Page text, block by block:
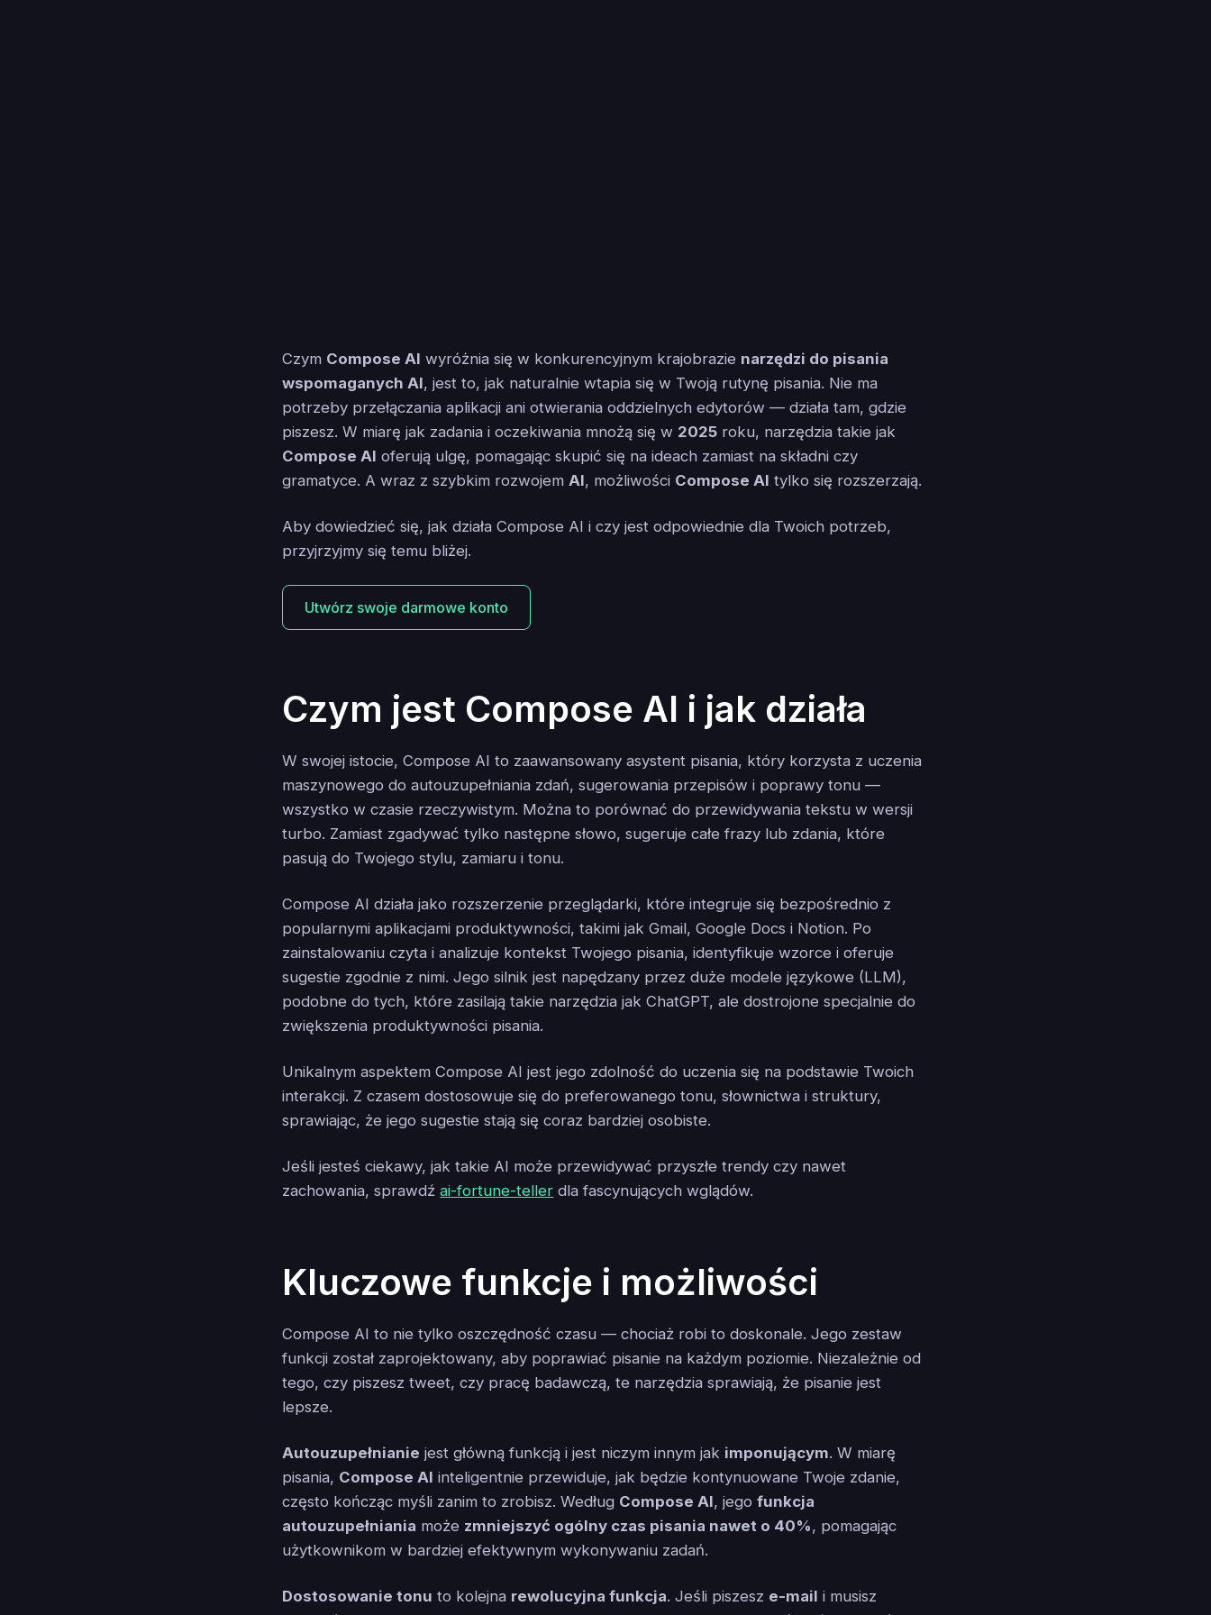
Czym Compose AI wyróżnia się w konkurencyjnym krajobrazie narzędzi do pisania
wspomaganych AI, jest to, jak naturalnie wtapia się w Twoją rutynę pisania. Nie ma
potrzeby przełączania aplikacji ani otwierania oddzielnych edytorów — działa tam, gdzie
piszesz. W miarę jak zadania i oczekiwania mnożą się w 2025 roku, narzędzia takie jak
Compose AI oferują ulgę, pomagając skupić się na ideach zamiast na składni czy
gramatyce. A wraz z szybkim rozwojemAI, możliwości Compose AI tylko się rozszerzają.
Aby dowiedzieć się, jak działa Compose AI i czy jest odpowiednie dla Twoich potrzeb,
przyjrzyjmy się temu bliżej.
Utwórz swoje darmowe konto
Czym jest Compose AI i jak działa
W swojej istocie, Compose AI to zaawansowany asystent pisania, który korzysta z uczenia
maszynowego do autouzupełniania zdań, sugerowania przepisów i poprawy tonu —
wszystko w czasie rzeczywistym. Można to porównać do przewidywania tekstu w wersji
turbo. Zamiast zgadywać tylko następne słowo, sugeruje całe frazy lub zdania, które
pasują do Twojego stylu, zamiaru i tonu.
Compose AI działa jako rozszerzenie przeglądarki, które integruje się bezpośrednio z
popularnymi aplikacjami produktywności, takimi jak Gmail, Google Docs i Notion. Po
zainstalowaniu czyta i analizuje kontekst Twojego pisania, identyfikuje wzorce i oferuje
sugestie zgodnie z nimi. Jego silnik jest napędzany przez duże modele językowe (LLM),
podobne do tych, które zasilają takie narzędzia jak ChatGPT, ale dostrojone specjalnie do
zwiększenia produktywności pisania.
Unikalnym aspektem Compose AI jest jego zdolność do uczenia się na podstawie Twoich
interakcji. Z czasem dostosowuje się do preferowanego tonu, słownictwa i struktury,
sprawiając, że jego sugestie stają się coraz bardziej osobiste.
Jeśli jesteś ciekawy, jak takie AI może przewidywać przyszłe trendy czy nawet
zachowania, sprawdźai-fortune-teller dla fascynujących wglądów.
Kluczowe funkcje i możliwości
Compose AI to nie tylko oszczędność czasu — chociaż robi to doskonale. Jego zestaw
funkcji został zaprojektowany, aby poprawiać pisanie na każdym poziomie. Niezależnie od
tego, czy piszesz tweet, czy pracę badawczą, te narzędzia sprawiają, że pisanie jest
lepsze.
Autouzupełnianie jest główną funkcją i jest niczym innym jak imponującym. W miarę
pisania, Compose AI inteligentnie przewiduje, jak będzie kontynuowane Twoje zdanie,
często kończąc myśli zanim to zrobisz. Według Compose AI, jegofunkcja
autouzupełniania może zmniejszyć ogólny czas pisania nawet o 40%, pomagając
użytkownikom w bardziej efektywnym wykonywaniu zadań.
Dostosowanie tonu to kolejna rewolucyjna funkcja. Jeśli piszesz e-mail i musisz